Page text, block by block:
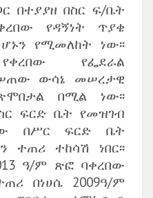
በተያያዘ በስር ፍ/ቤት
የዳኝነት ጥያቄ
የሚመለከት ነው፡፡
የፌደራል
ውሳኔ መሠረታዊ
በሚል ነው፡፡
ፍርድ ቤት የመዝገብ
በሥር ፍርድ ቤት
ተከሳሽ ነበር፡፡
ዓ/ም ጽፎ ባቀረበው
በነሀሴ 2009ዓ/ም